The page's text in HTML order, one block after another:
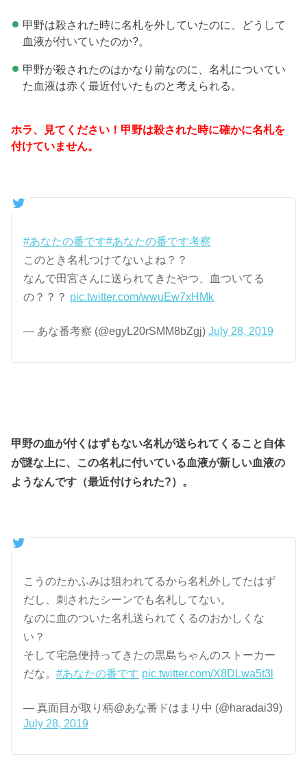
甲野は殺された時に名札を外していたのに、どうして
血液が付いていたのか?。
甲野が殺されたのはかなり前なのに、名札についてい
た血液は赤く最近付いたものと考えられる。
ホラ、見てください！甲野は殺された時に確かに名札を
付けていません。
#あなたの番です#あなたの番です考察
このとき名札つけてないよね？？
なんで田宮さんに送られてきたやつ、血ついてる
の？？？ pic.twitter.com/wwuEw7xHMk
— あな番考察 (@egyL20rSMM8bZgj)July 28, 2019
甲野の血が付くはずもない名札が送られてくること自体
が謎な上に、この名札に付いている血液が新しい血液の
ようなんです（最近付けられた?）。
こうのたかふみは狙われてるから名札外してたはず
だし、刺されたシーンでも名札してない。
なのに血のついた名札送られてくるのおかしくな
い？
そして宅急便持ってきたの黒島ちゃんのストーカー
だな。#あなたの番です pic.twitter.com/X8DLwa5t3l
— 真面目が取り柄@あな番ドはまり中 (@haradai39)
July 28, 2019